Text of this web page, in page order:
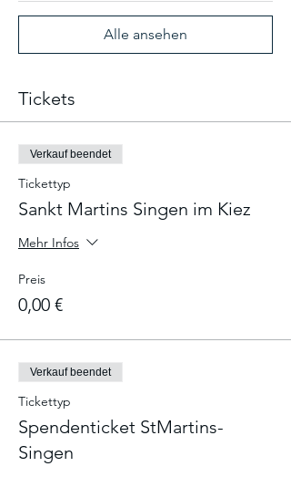
Alle ansehen
Tickets
Verkauf beendet
Tickettyp
Sankt Martins Singen im Kiez
Mehr Infos
Preis
0,00 €
Verkauf beendet
Tickettyp
Spendenticket StMartins-
Singen